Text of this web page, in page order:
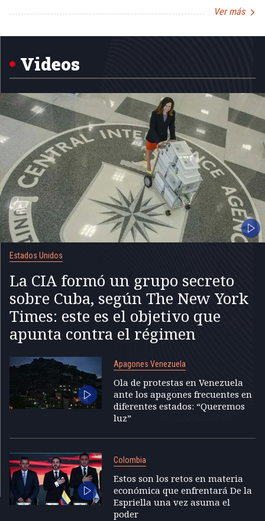
Ver más
1
Videos
Estados Unidos
La CIA formó un grupo secreto
sobre Cuba, según The New York
Times: este es el objetivo que
apunta contra el régimen
Apagones Venezuela
Ola de protestas en Venezuela
ante los apagones frecuentes en
diferentes estados: “Queremos
luz”
Colombia
Estos son los retos en materia
económica que enfrentará De la
Espriella una vez asuma el
poder